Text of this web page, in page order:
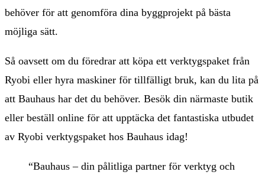
behöver för att genomföra dina byggprojekt på bästa
möjliga sätt.
Så oavsett om du föredrar att köpa ett verktygspaket från
Ryobi eller hyra maskiner för tillfälligt bruk, kan du lita på
att Bauhaus har det du behöver. Besök din närmaste butik
eller beställ online för att upptäcka det fantastiska utbudet
av Ryobi verktygspaket hos Bauhaus idag!
“Bauhaus – din pålitliga partner för verktyg och